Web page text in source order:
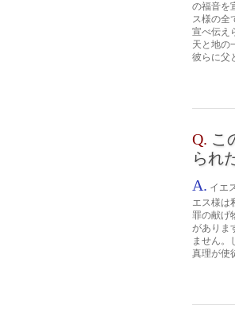
の福音を
ス様の全
宣べ伝え
天と地の
彼らに父
Q. こ
られ
A. イエ
エス様は
罪の献げ
がありま
ません。
真理が使